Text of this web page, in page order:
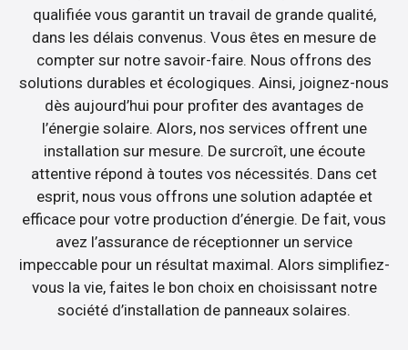
qualifiée vous garantit un travail de grande qualité,
dans les délais convenus. Vous êtes en mesure de
compter sur notre savoir-faire. Nous offrons des
solutions durables et écologiques. Ainsi, joignez-nous
dès aujourd’hui pour profiter des avantages de
l’énergie solaire. Alors, nos services offrent une
installation sur mesure. De surcroît, une écoute
attentive répond à toutes vos nécessités. Dans cet
esprit, nous vous offrons une solution adaptée et
efficace pour votre production d’énergie. De fait, vous
avez l’assurance de réceptionner un service
impeccable pour un résultat maximal. Alors simplifiez-
vous la vie, faites le bon choix en choisissant notre
société d’installation de panneaux solaires.